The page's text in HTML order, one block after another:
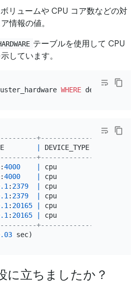
リュームや CPU コア数などの対
情報の値。
テーブルを使用して CPU
しています。
WHERE device_type
+-------------
DEVICE_TYPE
+-------------
:4000 cpu
:4000 cpu
.1: 2379 cpu
.1: 2379 cpu
.1: 20165 cpu
.1: 20165 cpu
+-------------
に立ちましたか？